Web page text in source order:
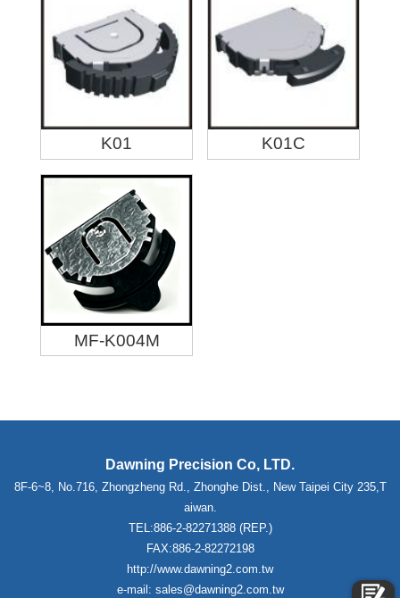
K01 K01C
MF-K004M
Dawning Precision Co, LTD.
8F-6~8, No.716, Zhongzheng Rd., Zhonghe Dist., New Taipei City 235,T
aiwan.
TEL:886-2-82271388 (REP.)
FAX:886-2-82272198
http://www.dawning2.com.tw
e-mail: sales@dawning2.com.tw